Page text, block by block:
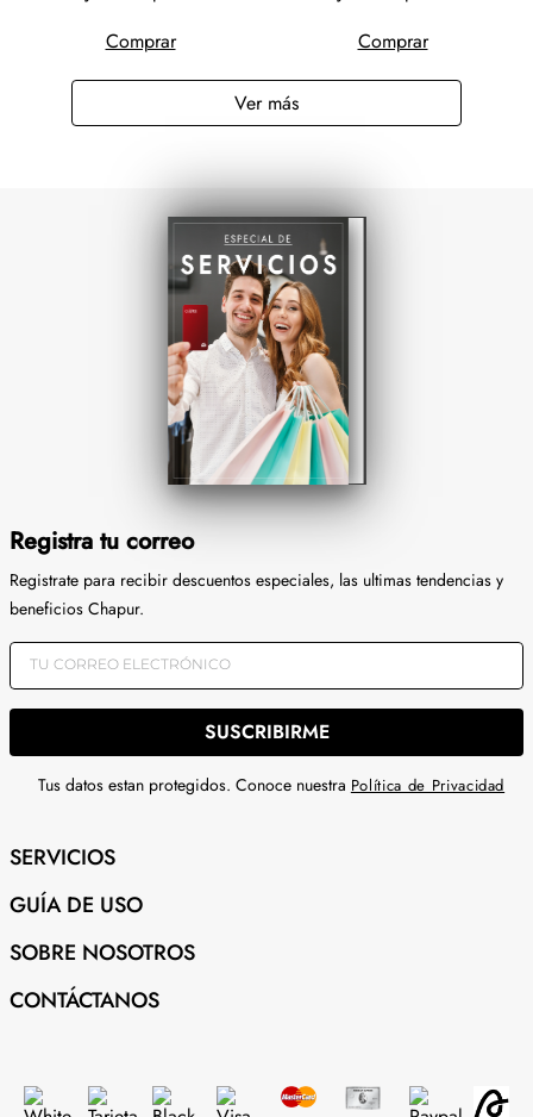
Comprar Comprar
Registra tu correo
Registrate para recibir descuentos especiales, las ultimas tendencias y
beneficios Chapur.
SUSCRIBIRME
Tus datos estan protegidos. Conoce nuestra Política de Privacidad
SERVICIOS
GUÍA DE USO
SOBRE NOSOTROS
CONTÁCTANOS